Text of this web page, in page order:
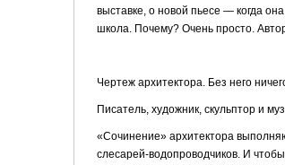
выставке, о новой пьесе — когда
школа. Почему? Очень просто.
Чертеж архитектора. Без него
Писатель, художник, скульптор и
«Сочинение» архитектора
слесарей-водопроводчиков. И